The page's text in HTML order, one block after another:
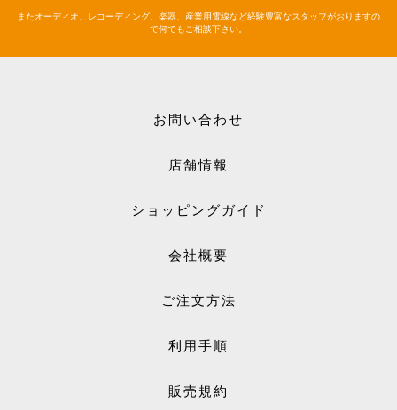
またオーディオ、レコーディング、楽器、産業用電線など経験豊富なスタッフがおりますの
で何でもご相談下さい。
お問い合わせ
店舗情報
ショッピングガイド
会社概要
ご注文方法
利用手順
販売規約